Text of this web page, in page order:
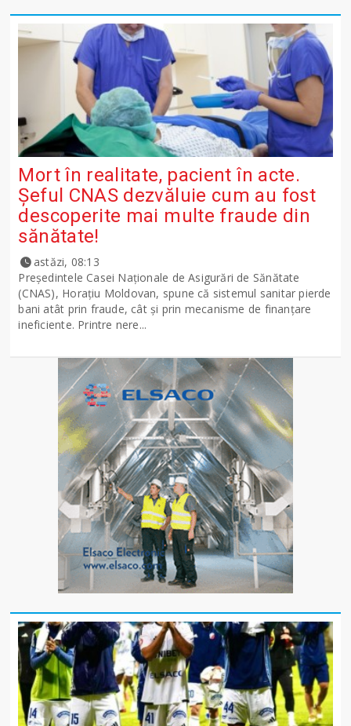
Mort în realitate, pacient în acte.
Șeful CNAS dezvăluie cum au fost
descoperite mai multe fraude din
sănătate!
astăzi, 08:13
Președintele Casei Naționale de Asigurări de Sănătate
(CNAS), Horațiu Moldovan, spune că sistemul sanitar pierde
bani atât prin fraude, cât și prin mecanisme de finanțare
ineficiente. Printre nere...